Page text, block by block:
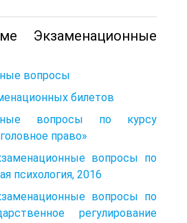
Экзаменационные
вопросы
билетов
вопросы по курсу
право»
вопросы по
психология, 2016
вопросы по
регулирование